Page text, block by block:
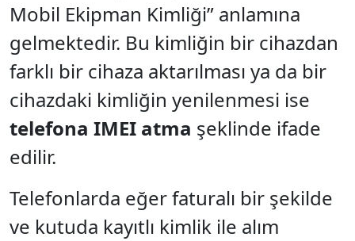
Mobil Ekipman Kimliği” anlamına
gelmektedir. Bu kimliğin bir cihazdan
farklı bir cihaza aktarılması ya da bir
cihazdaki kimliğin yenilenmesi ise
telefona IMEI atma şeklinde ifade
edilir.
Telefonlarda eğer faturalı bir şekilde
ve kutuda kayıtlı kimlik ile alım